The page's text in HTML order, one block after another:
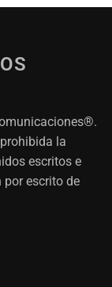
la
escritos e
escrito de